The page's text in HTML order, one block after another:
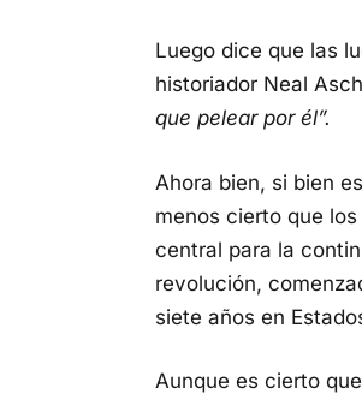
Luego dice que las
historiador Neal
que pelear por él”.
Ahora bien, si bien
menos cierto que
central para la
revolución,
siete años en
Aunque es cierto